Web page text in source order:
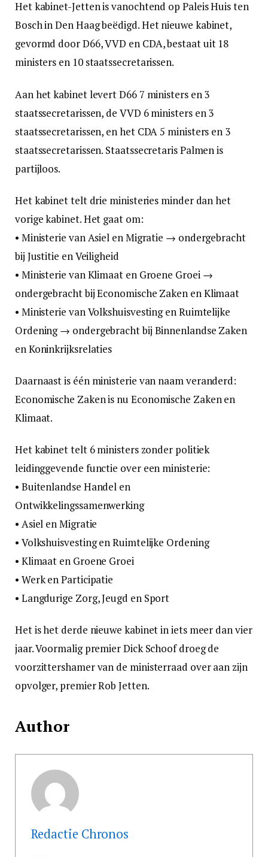
Het kabinet-Jetten is vanochtend op Paleis Huis ten
Bosch in Den Haag beëdigd. Het nieuwe kabinet,
gevormd door D66, VVD en CDA, bestaat uit 18
ministers en 10 staatssecretarissen.
Aan het kabinet levert D66 7 ministers en 3
staatssecretarissen, de VVD 6 ministers en 3
staatssecretarissen, en het CDA 5 ministers en 3
staatssecretarissen. Staatssecretaris Palmen is
partijloos.
Het kabinet telt drie ministeries minder dan het
vorige kabinet. Het gaat om:
• Ministerie van Asiel en Migratie → ondergebracht
bij Justitie en Veiligheid
• Ministerie van Klimaat en Groene Groei →
ondergebracht bij Economische Zaken en Klimaat
• Ministerie van Volkshuisvesting en Ruimtelijke
Ordening → ondergebracht bij Binnenlandse Zaken
en Koninkrijksrelaties
Daarnaast is één ministerie van naam veranderd:
Economische Zaken is nu Economische Zaken en
Klimaat.
Het kabinet telt 6 ministers zonder politiek
leidinggevende functie over een ministerie:
• Buitenlandse Handel en
Ontwikkelingssamenwerking
• Asiel en Migratie
• Volkshuisvesting en Ruimtelijke Ordening
• Klimaat en Groene Groei
• Werk en Participatie
• Langdurige Zorg, Jeugd en Sport
Het is het derde nieuwe kabinet in iets meer dan vier
jaar. Voormalig premier Dick Schoof droeg de
voorzittershamer van de ministerraad over aan zijn
opvolger, premier Rob Jetten.
Author
Redactie Chronos